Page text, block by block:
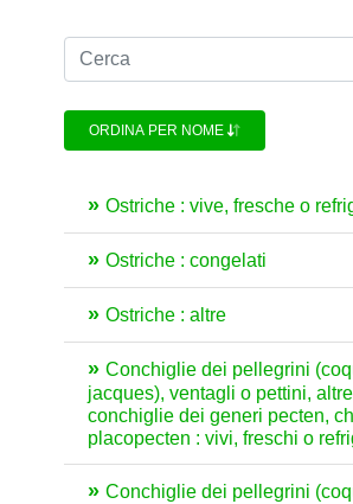
ORDINA PER NOME
Ostriche : vive, fresche o
Ostriche : congelati
Ostriche : altre
Conchiglie dei pellegrini
jacques), ventagli o pettini, altre
conchiglie dei generi pecten,
placopecten : vivi, freschi o
Conchiglie dei pellegrini